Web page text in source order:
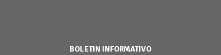
BOLETIN INFORMATIVO